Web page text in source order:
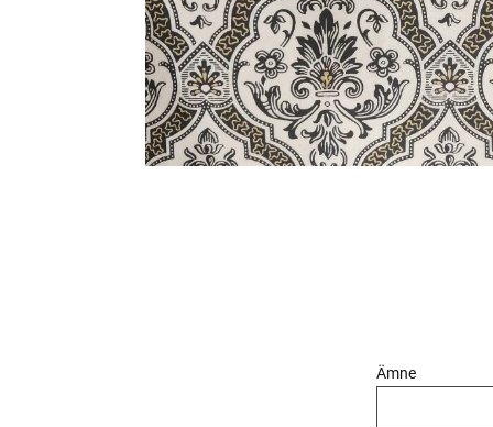
Ämne